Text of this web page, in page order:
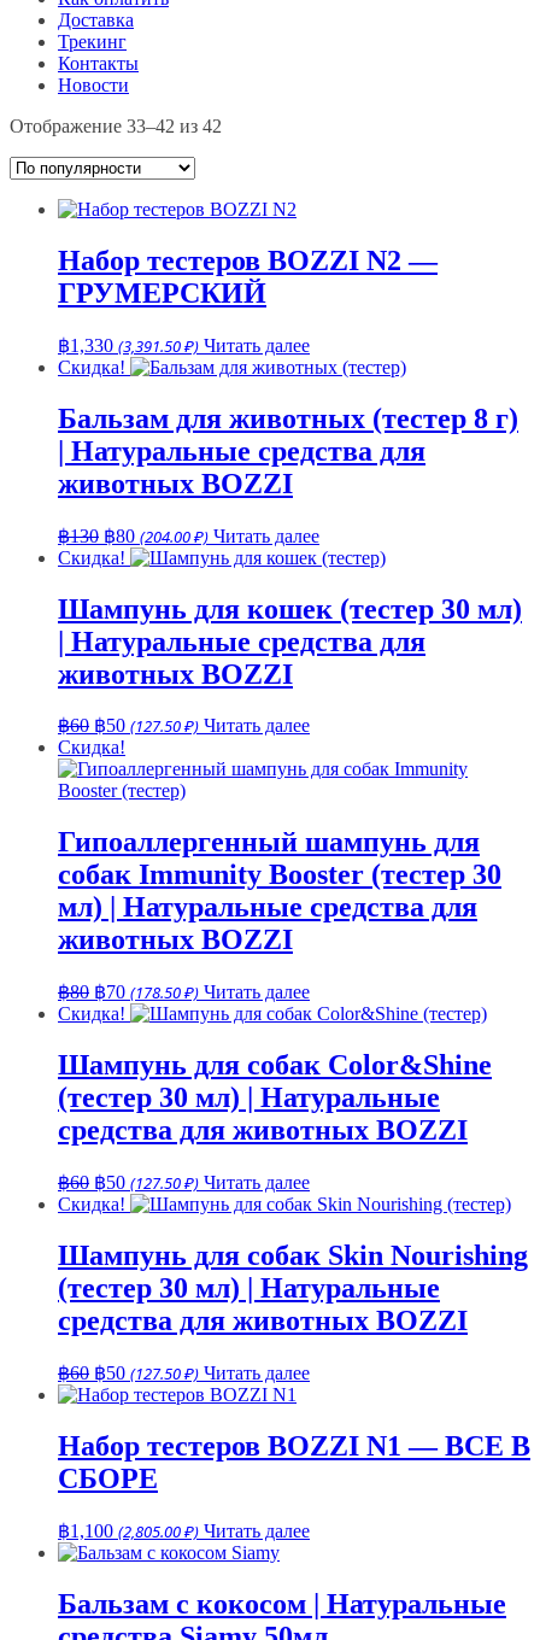
Доставка
Трекинг
Контакты
Новости
Отображение 33–42 из 42
Набор тестеров BOZZI N2 —
ГРУМЕРСКИЙ
฿1,330 (3,391.50 ₽) Читать далее
Скидка!
Бальзам для животных (тестер 8 г)
| Натуральные средства для
животных BOZZI
฿130 Первоначальная
цена
฿80Текущая
цена:
(204.00 ₽) Читать далее
Скидка!
Шампунь для кошек (тестер 30 мл)
| Натуральные средства для
животных BOZZI
฿60 Первоначальная
цена
составляла
฿60.
฿50Текущая
฿50.
(127.50 ₽) Читать далее
Скидка!
Гипоаллергенный шампунь для
собак Immunity Booster (тестер 30
мл) | Натуральные средства для
животных BOZZI
฿80 Первоначальная
цена
฿70Текущая
цена:
(178.50 ₽) Читать далее
Скидка!
Шампунь для собак Color&Shine
(тестер 30 мл) | Натуральные
средства для животных BOZZI
฿60 Первоначальная
цена
฿50Текущая
цена:
(127.50 ₽) Читать далее
Скидка!
Шампунь для собак Skin Nourishing
(тестер 30 мл) | Натуральные
средства для животных BOZZI
฿60 Первоначальная
цена
฿60.
฿50Текущая
цена:
(127.50 ₽) Читать далее
Набор тестеров BOZZI N1 — ВСЕ В
СБОРЕ
฿1,100 (2,805.00 ₽) Читать далее
Бальзам с кокосом | Натуральные